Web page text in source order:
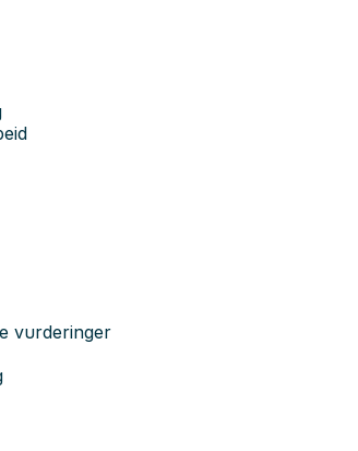
vurderinger